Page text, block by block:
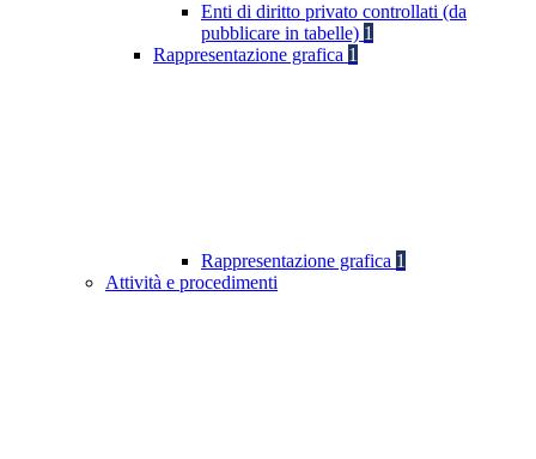
Enti di diritto privato controllati (da
pubblicare in tabelle) 1
Rappresentazione grafica 1
Rappresentazione grafica 1
Attività e procedimenti